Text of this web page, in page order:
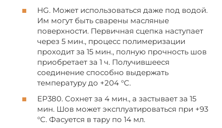
HG. Может использоваться даже под водой.
Им могут быть сварены масляные
поверхности. Первичная сцепка наступает
через 5 мин., процесс полимеризации
проходит за 15 мин., полную прочность шов
приобретает за 1 ч. Получившееся
соединение способно выдержать
температуру до +204 °C.
ЕР380. Сохнет за 4 мин., а застывает за 15
мин. Шов может эксплуатироваться при +93
°C. Фасуется в тару по 14 мл.